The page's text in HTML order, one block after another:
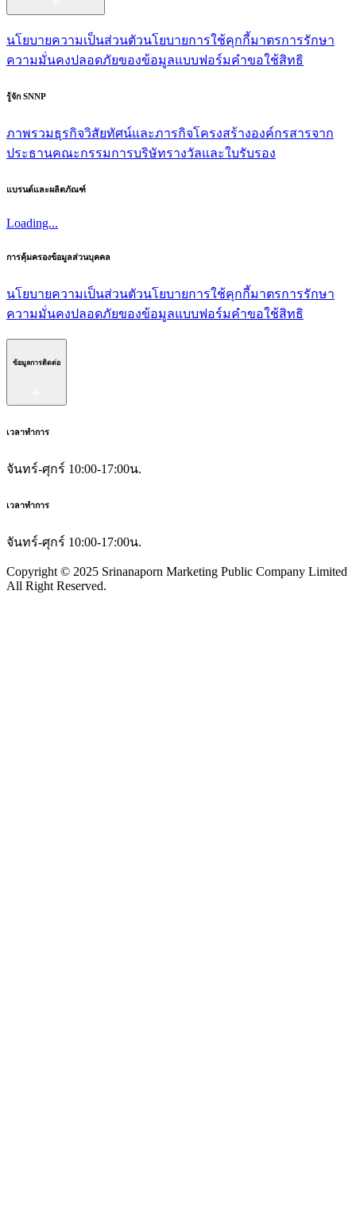
นโยบายความเป็นส่วนตัวนโยบายการใช้คุกกี้มาตรการรักษา
ความมั่นคงปลอดภัยของข้อมูลแบบฟอร์มคำขอใช้สิทธิ
รู้จัก SNNP
ภาพรวมธุรกิจวิสัยทัศน์และภารกิจโครงสร้างองค์กรสารจาก
ประธานคณะกรรมการบริษัทรางวัลและใบรับรอง
แบรนด์และผลิตภัณฑ์
Loading...
การคุ้มครองข้อมูลส่วนบุคคล
นโยบายความเป็นส่วนตัวนโยบายการใช้คุกกี้มาตรการรักษา
ความมั่นคงปลอดภัยของข้อมูลแบบฟอร์มคำขอใช้สิทธิ
ข้อมูลการติดต่อ
เวลาทำการ
จันทร์-ศุกร์ 10:00-17:00น.
เวลาทำการ
จันทร์-ศุกร์ 10:00-17:00น.
Copyright © 2025 Srinanaporn Marketing Public Company Limited
All Right Reserved.